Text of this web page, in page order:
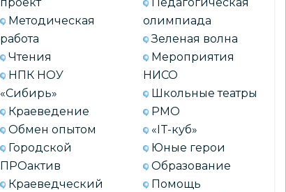
Методическая
работа
Чтения
НПК НОУ
«Сибирь»
Краеведение
Обмен опытом
Городской
ПРОактив
Краеведческий
олимпиада
Зеленая волна
Мероприятия
НИСО
Школьные театры
РМО
«IT-куб»
Юные герои
Образование
Помощь